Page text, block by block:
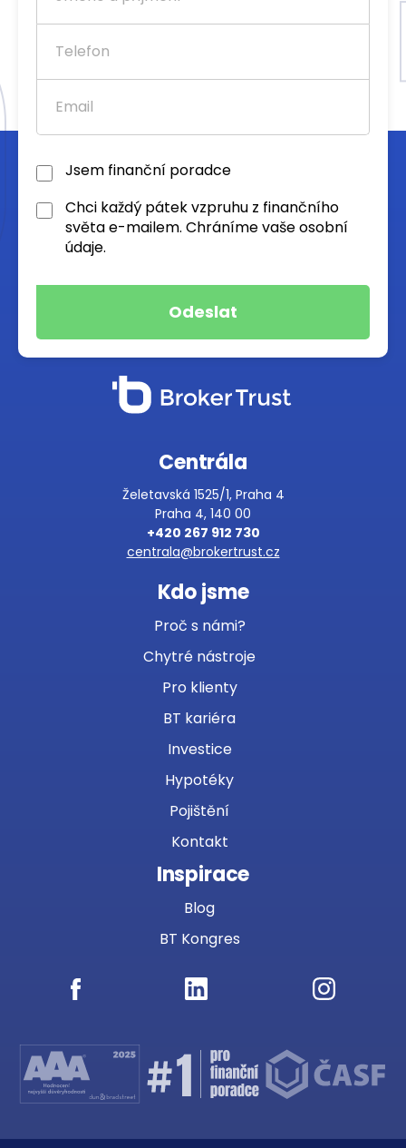
Jsem finanční poradce
Chci každý pátek vzpruhu z finančního
světa e-mailem. Chráníme vaše osobní
údaje.
Centrála
Želetavská 1525/1, Praha 4
Praha 4, 140 00
+420 267 912 730
centrala@brokertrust.cz
Kdo jsme
Proč s námi?
Chytré nástroje
Pro klienty
BT kariéra
Investice
Hypotéky
Pojištění
Kontakt
Inspirace
Blog
BT Kongres